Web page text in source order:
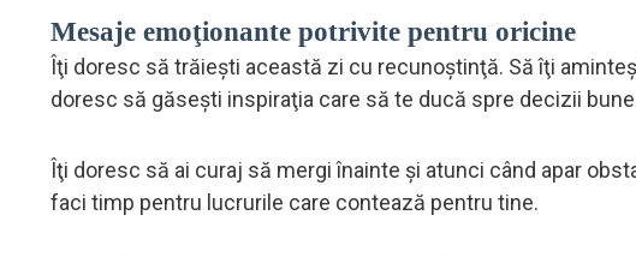
Mesaje emoţionante potrivite pentru oricine
Îţi doresc să trăieşti această zi cu recunoştinţă. Să îţi
doresc să găseşti inspiraţia care să te ducă spre decizii
Îţi doresc să ai curaj să mergi înainte şi atunci când apar
faci timp pentru lucrurile care contează pentru tine.